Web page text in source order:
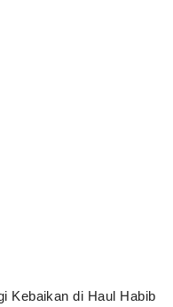
Kebaikan di Haul Habib